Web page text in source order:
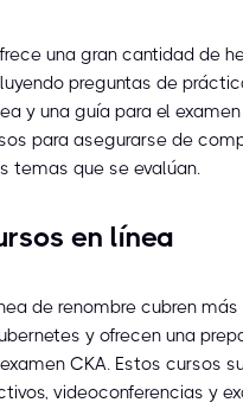
una gran cantidad de
preguntas de
y una guía para el examen
para asegurarse de
temas que se evalúan.
en línea
de renombre cubren
y ofrecen una
CKA. Estos cursos
videoconferencias y